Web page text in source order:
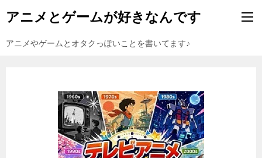
アニメとゲームが好きなんです
アニメやゲームとオタクっぽいことを書いてます♪